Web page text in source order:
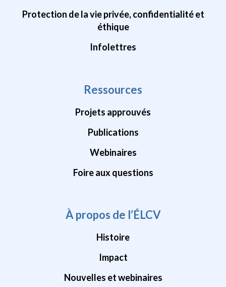
Protection de la vie privée, confidentialité et
éthique
Infolettres
Ressources
Projets approuvés
Publications
Webinaires
Foire aux questions
À propos de l’ÉLCV
Histoire
Impact
Nouvelles et webinaires